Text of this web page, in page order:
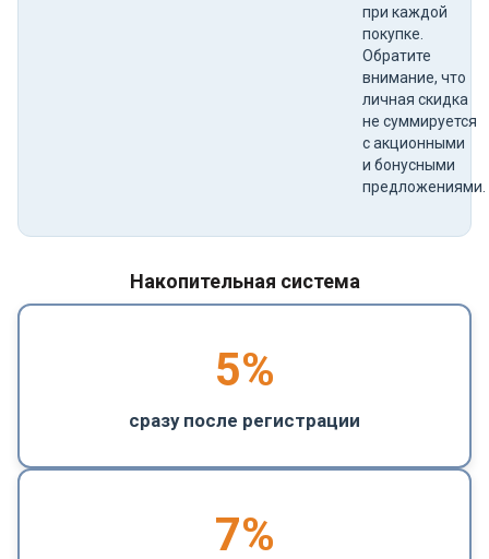
при каждой
покупке.
Обратите
внимание, что
личная скидка
не суммируется
с акционными
и бонусными
предложениями.
Накопительная система
5%
сразу после регистрации
7%